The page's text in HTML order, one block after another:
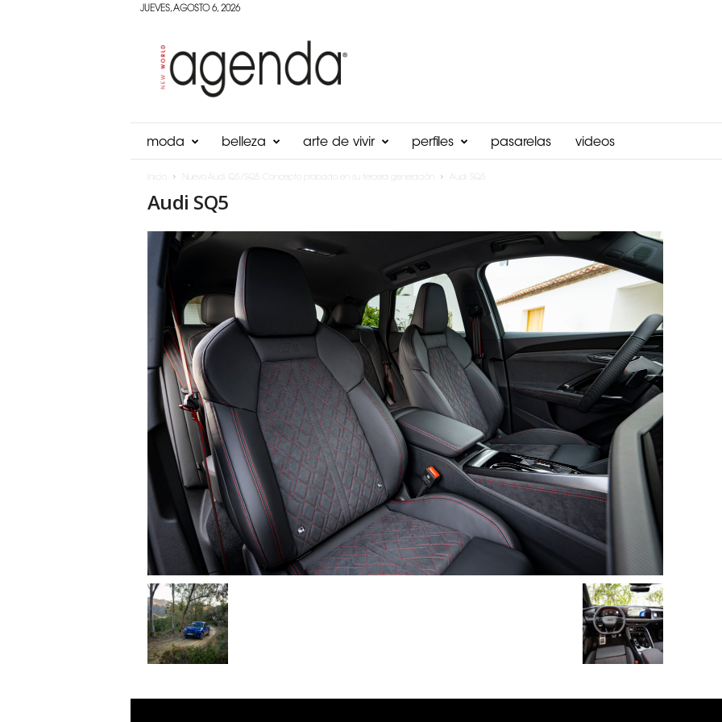
JUEVES, AGOSTO 6, 2026
Panama
moda belleza arte de vivir perfiles pasarelas videos
Nuevo Audi Q5/SQ5 Concepto probado en su tercera generación Audi SQ5
Audi SQ5